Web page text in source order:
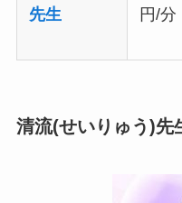
先生
円/分
清流(せいりゅう)先